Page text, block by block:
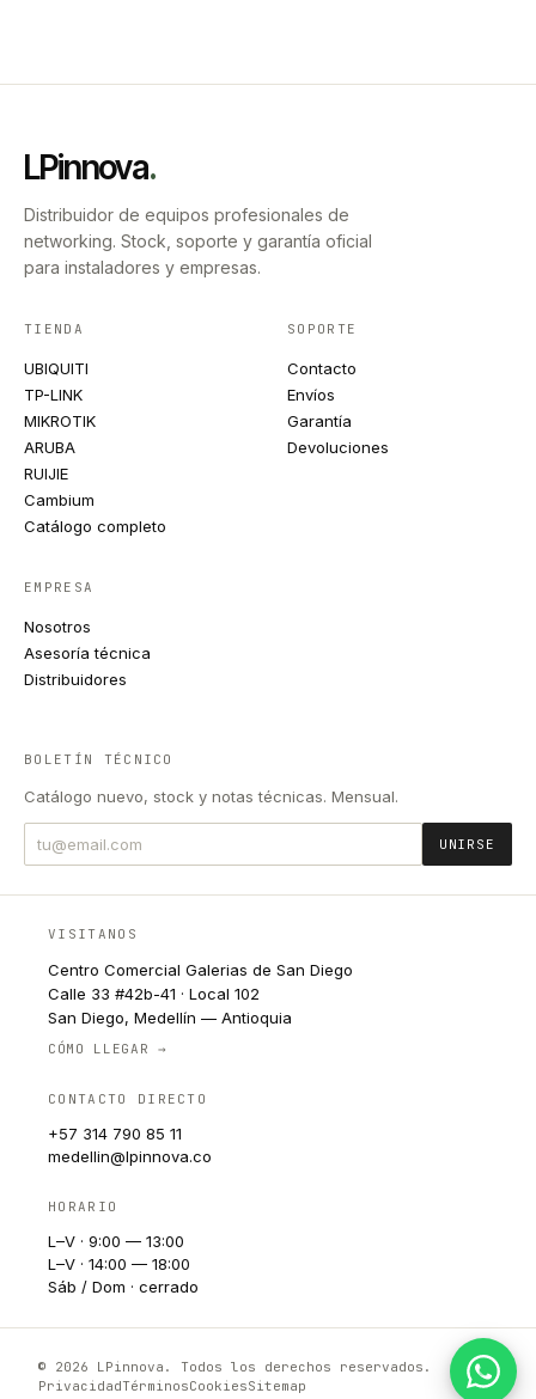
LPinnova.
Distribuidor de equipos profesionales de
networking. Stock, soporte y garantía oficial
para instaladores y empresas.
TIENDA
UBIQUITI
TP-LINK
MIKROTIK
ARUBA
RUIJIE
Cambium
Catálogo completo
SOPORTE
Contacto
Envíos
Garantía
Devoluciones
EMPRESA
Nosotros
Asesoría técnica
Distribuidores
BOLETÍN TÉCNICO
Catálogo nuevo, stock y notas técnicas. Mensual.
UNIRSE
VISITANOS
Centro Comercial Galerias de San Diego
Calle 33 #42b-41 · Local 102
San Diego, Medellín — Antioquia
CÓMO LLEGAR →
CONTACTO DIRECTO
+57 314 790 85 11
medellin@lpinnova.co
HORARIO
L–V · 9:00 — 13:00
L–V · 14:00 — 18:00
Sáb / Dom · cerrado
© 2026 LPinnova. Todos los derechos reservados.
PrivacidadTérminosCookiesSitemap